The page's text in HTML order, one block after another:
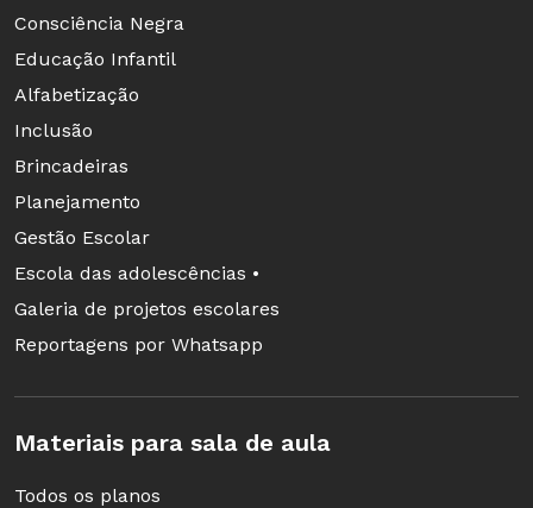
Consciência Negra
Educação Infantil
Alfabetização
Inclusão
Brincadeiras
Planejamento
Gestão Escolar
Escola das adolescências •
Galeria de projetos escolares
Reportagens por Whatsapp
Materiais para sala de aula
Todos os planos